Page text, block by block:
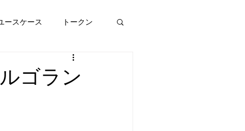
ースケース トークン
ゴラン